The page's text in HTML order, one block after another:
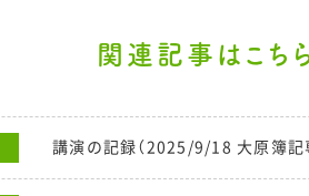
関連記事はこち
講演の記録（2025/9/18 大原簿記